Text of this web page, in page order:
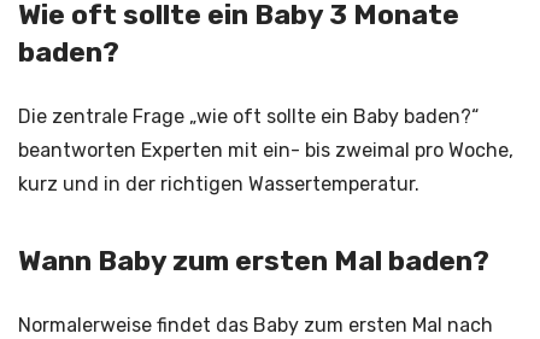
Wie oft sollte ein Baby 3 Monate
baden?
Die zentrale Frage „wie oft sollte ein Baby baden?“
beantworten Experten mit ein- bis zweimal pro Woche,
kurz und in der richtigen Wassertemperatur.
Wann Baby zum ersten Mal baden?
Normalerweise findet das Baby zum ersten Mal nach